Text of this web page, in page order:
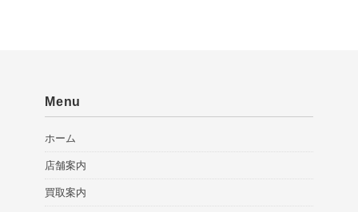
Menu
ホーム
店舗案内
買取案内